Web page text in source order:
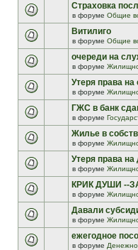
Страховка
в форуме Общие
Витилиго
в форуме Общие
очереди на
в форуме
Утеря права
в форуме
ГЖС в банк
в форуме
Жилье в
в форуме
Утеря права
в форуме
КРИК ДУШИ --
в форуме
Давали
в форуме
ежегодное
в форуме